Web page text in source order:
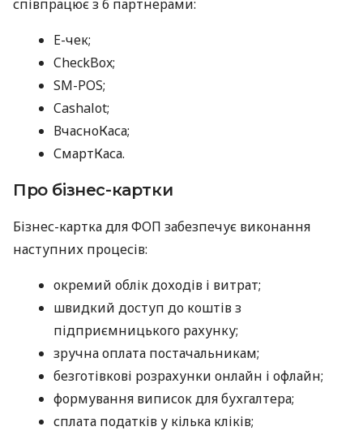
співпрацює з 6 партнерами:
E-чек;
CheckBox;
SM-POS;
Cashalot;
ВчасноКаса;
СмартКаса.
Про бізнес-картки
Бізнес-картка для ФОП забезпечує виконання
наступних процесів:
окремий облік доходів і витрат;
швидкий доступ до коштів з
підприємницького рахунку;
зручна оплата постачальникам;
безготівкові розрахунки онлайн і офлайн;
формування виписок для бухгалтера;
сплата податків у кілька кліків;